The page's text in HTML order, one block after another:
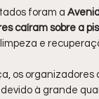
foram a
caíram sobre a
e
os organizadores
à grande